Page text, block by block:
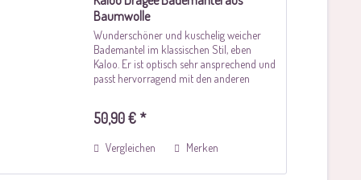
Baumwolle
Wunderschöner und kuschelig weicher
Bademantel im klassischen Stil, eben
Kaloo. Er ist optisch sehr ansprechend und
passt hervorragend mit den anderen
50,90 € *
Vergleichen Merken